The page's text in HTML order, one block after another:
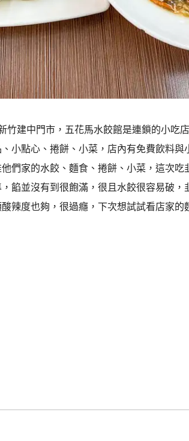
竹建中門市，五花馬水餃館是連鎖的小吃
小點心、捲餅、小菜，店內有免費飲料與
們家的水餃、麵食、捲餅、小菜，這次吃
餡並沒有到很飽滿，很且水餃很容易破，
辣度也夠，很過癮，下次想試試看店家的